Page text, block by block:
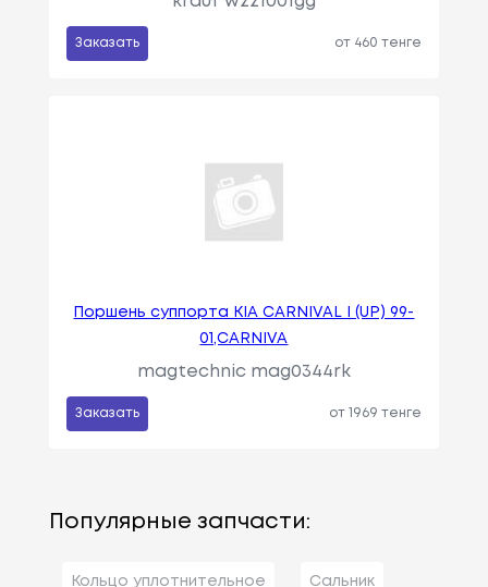
Заказать от 460 тенге
Поршень суппорта KIA CARNIVAL I (UP) 99-
01,CARNIVA
magtechnic mag0344rk
Заказать от 1969 тенге
Популярные запчасти:
Кольцо уплотнительное Сальник